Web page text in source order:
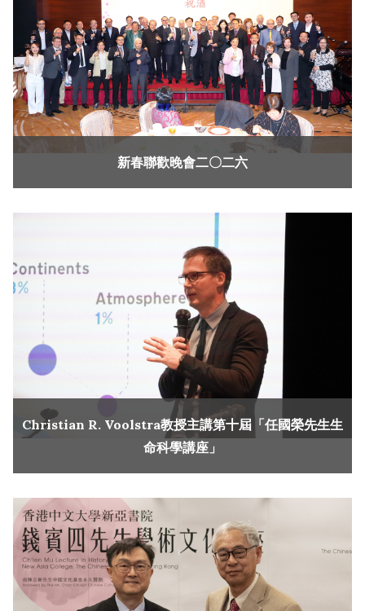
新春聯歡晚會二〇二六
Christian R. Voolstra教授主講第十屆「任國榮先生生
命科學講座」